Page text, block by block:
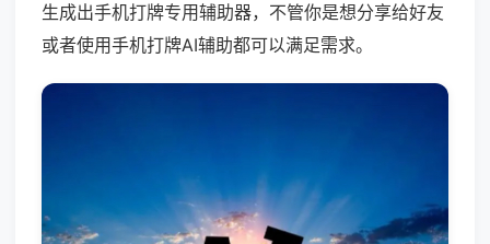
生成出手机打牌专用辅助器，不管你是想分享给好友
或者使用手机打牌AI辅助都可以满足需求。